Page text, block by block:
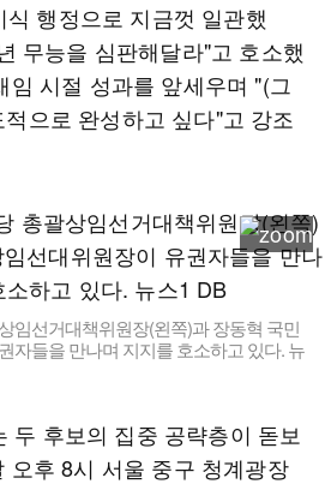
행정으로 지금껏 일관했
무능을 심판해달라"고 호소했
임 시절 성과를 앞세우며 "(그
으로 완성하고 싶다"고 강조
임선거대책위원장(왼쪽)과 장동혁 국민
자들을 만나며 지지를 호소하고 있다. 뉴
두 후보의 집중 공략층이 돋보
오후 8시 서울 중구 청계광장